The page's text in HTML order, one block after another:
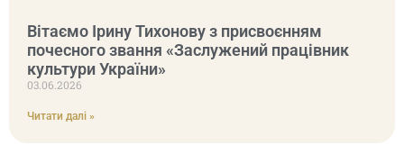
Вітаємо Ірину Тихонову з присвоєнням
почесного звання «Заслужений працівник
культури України»
03.06.2026
Читати далі »